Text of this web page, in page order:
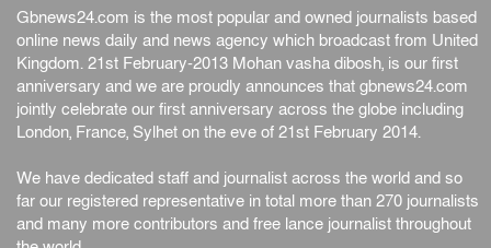
Gbnews24.com is the most popular and owned journalists based
online news daily and news agency which broadcast from United
Kingdom. 21st February-2013 Mohan vasha dibosh, is our first
anniversary and we are proudly announces that gbnews24.com
jointly celebrate our first anniversary across the globe including
London, France, Sylhet on the eve of 21st February 2014.
We have dedicated staff and journalist across the world and so
far our registered representative in total more than 270 journalists
and many more contributors and free lance journalist throughout